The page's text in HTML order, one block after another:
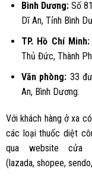
Bình Dương: Số
Dĩ An, Tỉnh Bình
TP. Hồ Chí Minh:
Thủ Đức, Thành
Văn phòng: 33
An, Bình Dương.
Với khách hàng ở xa
các loại thuốc diệt
qua website cửa
( lazada, shopee, sendo